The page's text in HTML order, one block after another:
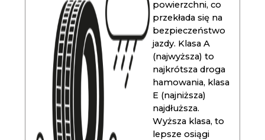
powierzchni, co
przekłada się na
bezpieczeństwo
jazdy. Klasa A
(najwyższa) to
najkrótsza droga
hamowania, klasa
E (najniższa)
najdłuższa.
Wyższa klasa, to
lepsze osiągi